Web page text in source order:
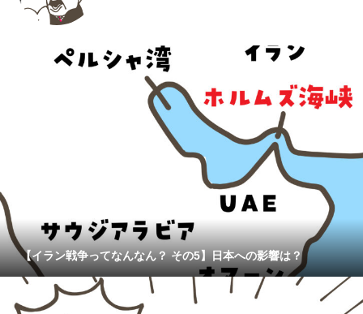
【イラン戦争ってなんなん？ その5】日本への影響は？